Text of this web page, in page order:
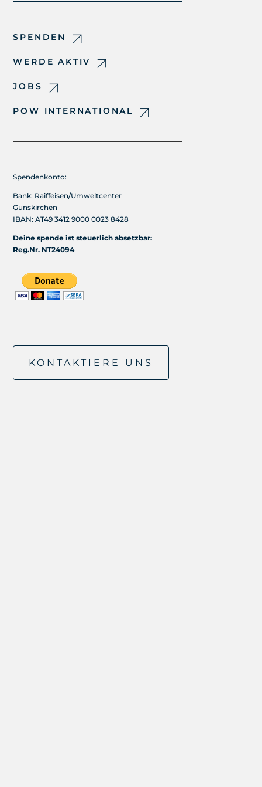
SPENDEN
WERDE AKTIV
JOBS
POW INTERNATIONAL
Spendenkonto:
Bank: Raiffeisen/Umweltcenter
Gunskirchen
IBAN: AT49 3412 9000 0023 8428
Deine spende ist steuerlich absetzbar:
Reg.Nr. NT24094
KONTAKTIERE UNS